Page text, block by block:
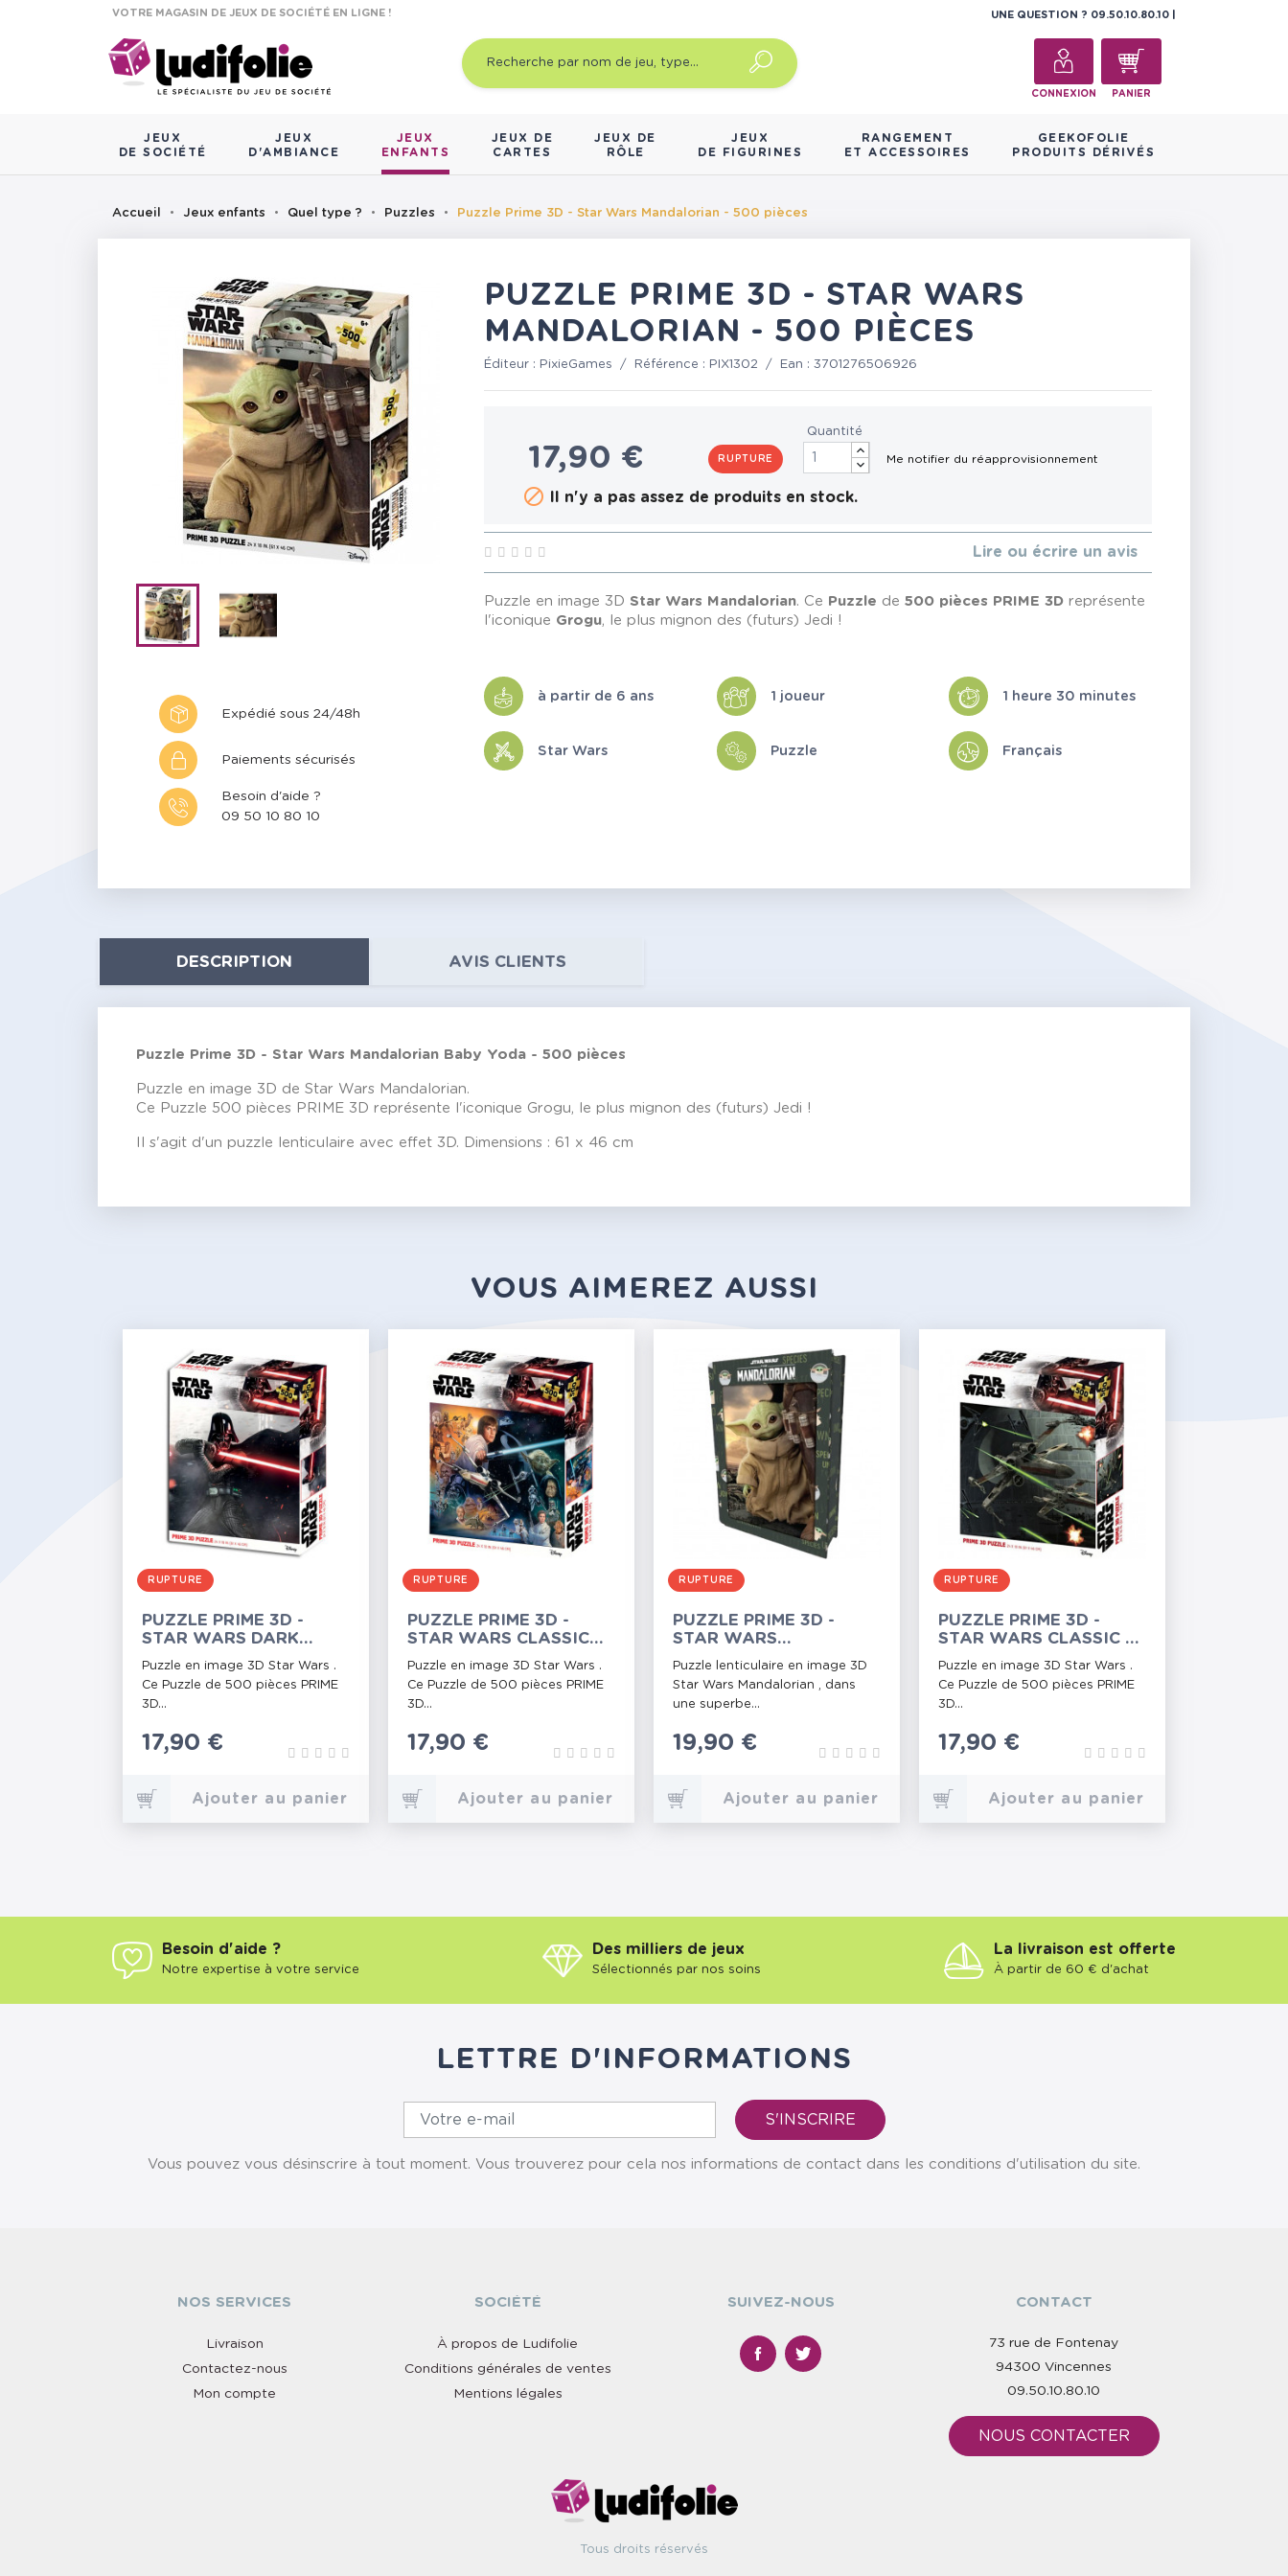
VOTRE MAGASIN DE JEUX DE SOCIÉTÉ EN LIGNE ! UNE QUESTION ? 09.50.10.80.10
CONNEXION PANIER
JEUX
DE SOCIÉTÉ
JEUX
D'AMBIANCE
JEUX
ENFANTS
JEUX DE
CARTES
JEUX DE
RÔLE
JEUX
DE FIGURINES
RANGEMENT
ET ACCESSOIRES
GEEKOFOLIE
PRODUITS DÉRIVÉS
Accueil Jeux enfants Quel type ? Puzzles Puzzle Prime 3D - Star Wars Mandalorian - 500 pièces
Expédié sous 24/48h
Paiements sécurisés
Besoin d'aide ?
09 50 10 80 10
PUZZLE PRIME 3D - STAR WARS
MANDALORIAN - 500 PIÈCES
Éditeur : PixieGames / Référence : PIX1302 / Ean :3701276506926
17,90 € RUPTURE
Quantité
 Il n'y a pas assez de produits en stock.
Lire ou écrire un avis
Puzzle en image 3D Star Wars Mandalorian. Ce Puzzle de500 pièces PRIME 3D représente
l'iconique Grogu, le plus mignon des (futurs) Jedi !
à partir de 6 ans 1 joueur 1 heure 30 minutes
Star Wars Puzzle Français
DESCRIPTION AVIS CLIENTS
Puzzle Prime 3D - Star Wars Mandalorian Baby Yoda - 500 pièces
Puzzle en image 3D de Star Wars Mandalorian.
Ce Puzzle 500 pièces PRIME 3D représente l'iconique Grogu, le plus mignon des (futurs) Jedi !
Il s'agit d'un puzzle lenticulaire avec effet 3D. Dimensions : 61 x 46 cm
VOUS AIMEREZ AUSSI
RUPTURE
PUZZLE PRIME 3D -
STAR WARS DARK
VADOR - 500 PIÈCES
Puzzle en image 3D Star Wars .
Ce Puzzle de 500 pièces PRIME
3D...
Prix
17,90 €
Ajouter au panier
RUPTURE
PUZZLE PRIME 3D -
STAR WARS CLASSIC
JEDI - 500 PIÈCES
Puzzle en image 3D Star Wars .
Ce Puzzle de 500 pièces PRIME
3D...
Prix
17,90 €
Ajouter au panier
RUPTURE
PUZZLE PRIME 3D -
STAR WARS
MANDALORIAN - BOITE
MÉTAL - 300 PIÈCES
Puzzle lenticulaire en image 3D
Star Wars Mandalorian , dans
une superbe...
Prix
19,90 €
Ajouter au panier
RUPTURE
PUZZLE PRIME 3D -
STAR WARS CLASSIC X-
WING - 500 PIÈCES
Puzzle en image 3D Star Wars .
Ce Puzzle de 500 pièces PRIME
3D...
Prix
17,90 €
Ajouter au panier
Besoin d'aide ?
Notre expertise à votre service
Des milliers de jeux
Sélectionnés par nos soins
La livraison est offerte
À partir de 60 € d'achat
LETTRE D'INFORMATIONS
Vous pouvez vous désinscrire à tout moment. Vous trouverez pour cela nos informations de contact dans les conditions d'utilisation du site.
NOS SERVICES
Livraison
Contactez-nous
Mon compte
SOCIÉTÉ
À propos de Ludifolie
Conditions générales de ventes
Mentions légales
SUIVEZ-NOUS CONTACT
73 rue de Fontenay
94300 Vincennes
09.50.10.80.10
NOUS CONTACTER
Tous droits réservés